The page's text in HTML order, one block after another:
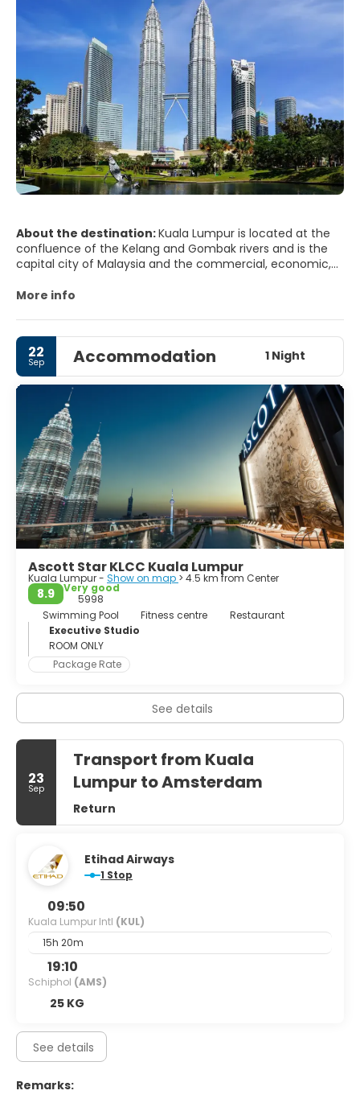
About the destination:Kuala Lumpur is located at the
confluence of the Kelang and Gombak rivers and is the
capital city of Malaysia and the commercial, economic,
is one of the emerging city in Asia and it is experiencing a
Kuala Lumpur is a city of contrast, a combination of
modern, cosmopolitan and old world charm. Old colonial
buildings, temples, minarets and domes blends well
against a backdrop of skyscrapers. The Petronas Twin
Towers, one of the world’s tallest buildings, dominates its
skyline yet the feeling of old world charm still lingers at
the older part of the city. The lush greenery everywhere
make it a garden city and at night, its buildings and
streets are lit brightly and turn Kuala Lumpur into a city of
lights.
Kuala Lumpur is a multicultural city with a unique blend of
customs, traditions, colorful festivals, cultures and a vast
array of delicious food. This dynamic city has much to
More info
22
Sep Accommodation 1 Night
Ascott Star KLCC Kuala Lumpur
Kuala Lumpur - Show on map > 4.5 km from Center
8.9
Very good
5998
Swimming Pool
Fitness centre
Restaurant
Executive Studio
ROOM ONLY
Package Rate
See details
23
Sep
Transport from Kuala
Lumpur to Amsterdam
Return
Etihad Airways
1 Stop
09:50
Kuala Lumpur Intl (KUL)
15h 20m
19:10
Schiphol (AMS)
25 KG
See details
Remarks: